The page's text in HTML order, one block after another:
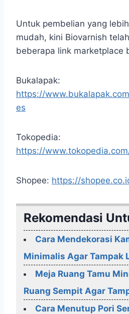
Untuk pembelian yang
mudah, kini Biovarnish
beberapa link marketplace
Bukalapak:
https://
es
Tokopedia:
https://
Shopee: https://
Rekomendasi
Cara Mendekorasi
Minimalis Agar Tampak
Meja Ruang Tamu
Ruang Sempit Agar
Cara Menutup Pori